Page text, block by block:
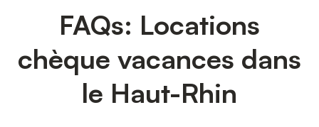
FAQs: Locations
chèque vacances dans
le Haut-Rhin